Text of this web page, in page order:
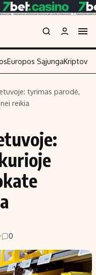
ūkis
išmokos skaičiuoklė
Europos Sąjunga
tyrimas parodė,
reikia
0